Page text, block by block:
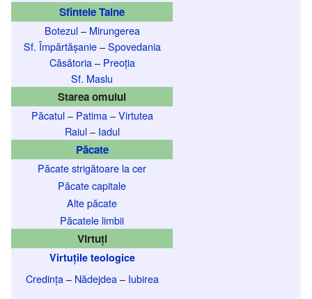
Sfintele Taine
Botezul– Mirungerea
Sf. Împărtășanie–Spovedania
Căsătoria– Preoția
Sf. Maslu
Starea omului
Păcatul– Patima–Virtutea
Raiul– Iadul
Păcate
Păcate strigătoare la cer
Păcate capitale
Alte păcate
Păcatele limbii
Virtuți
Virtuțile teologice
Credința– Nădejdea– Iubirea